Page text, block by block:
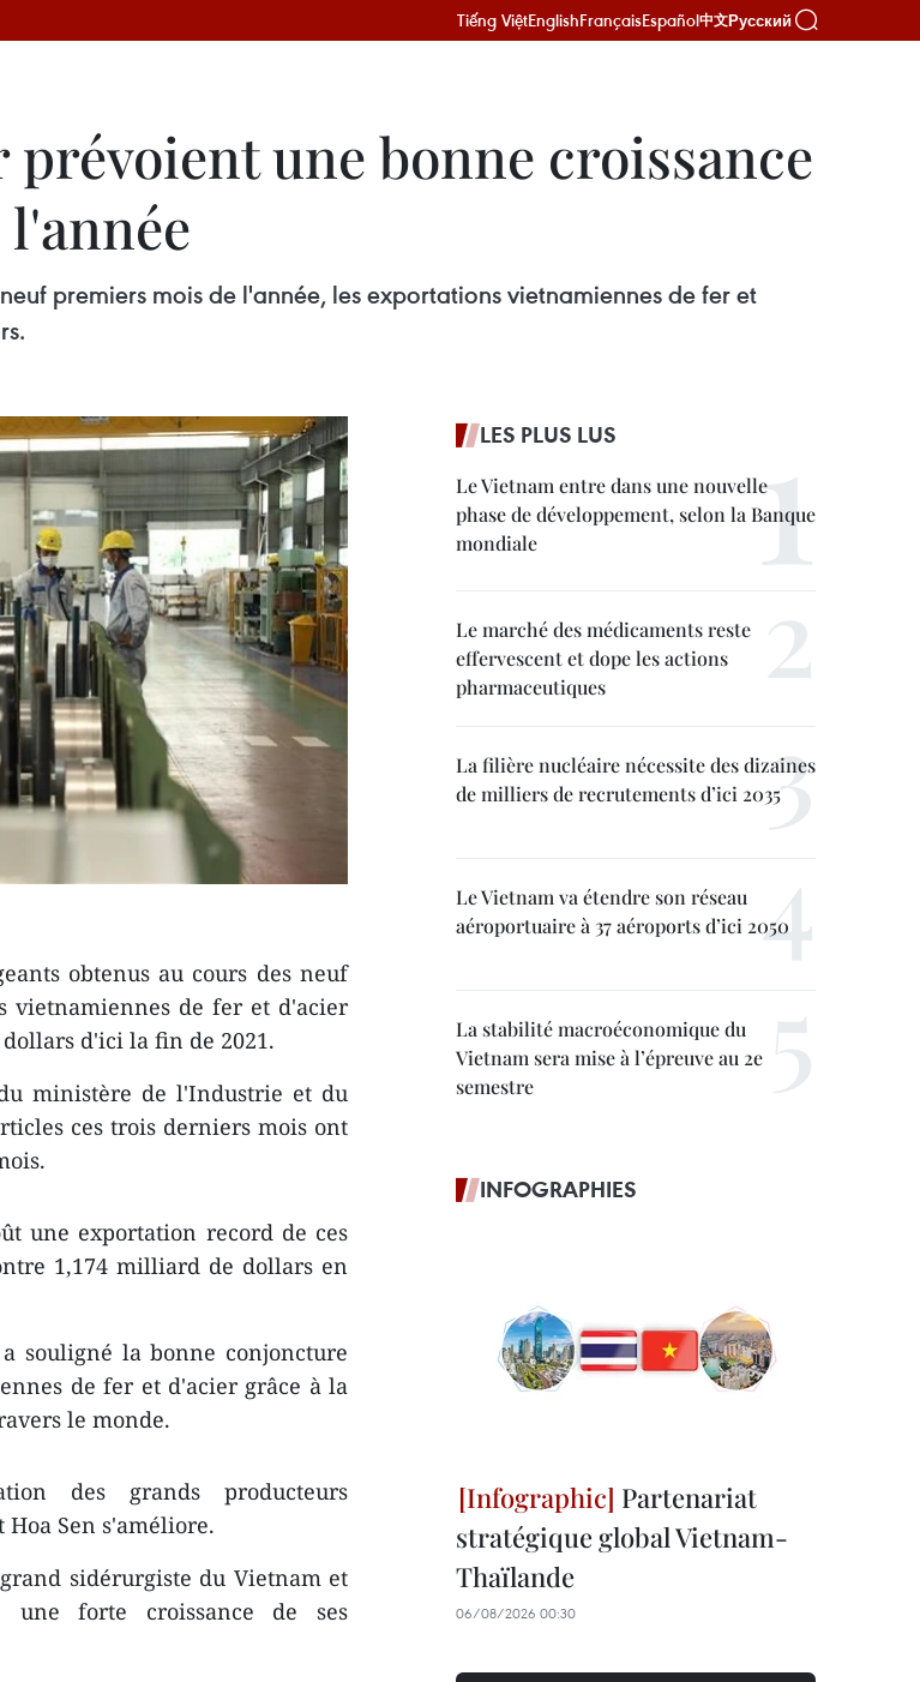
Tiếng ViệtEnglishFrançaisEspañol中文Русский
une bonne croissance
premiers mois de l'année, les exportations vietnamiennes de fer et
obtenus au cours des neuf
vietnamiennes de fer et d'acier
d'ici la fin de 2021.
ministère de l'Industrie et du
ces trois derniers mois ont
une exportation record de ces
1,174 milliard de dollars en
souligné la bonne conjoncture
de fer et d'acier grâce à la
le monde.
des grands producteurs
Sen s'améliore.
sidérurgiste du Vietnam et
une forte croissance de ses
LES PLUS LUS
Le Vietnam entre dans une nouvelle
phase de développement, selon la Banque
mondiale
Le marché des médicaments reste
effervescent et dope les actions
pharmaceutiques
La filière nucléaire nécessite des dizaines
de milliers de recrutements d’ici 2035
Le Vietnam va étendre son réseau
aéroportuaire à 37 aéroports d’ici 2050
La stabilité macroéconomique du
Vietnam sera mise à l’épreuve au 2e
semestre
INFOGRAPHIES
Partenariat
stratégique global Vietnam-
Thaïlande
06/08/2026 00:30